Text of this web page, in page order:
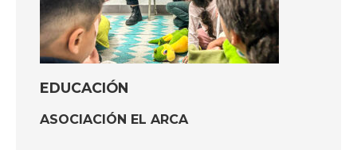
EDUCACIÓN
ASOCIACIÓN EL ARCA